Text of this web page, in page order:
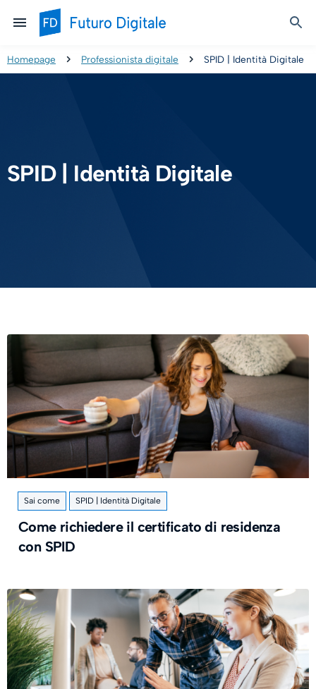
Homepage Professionista digitale SPID | Identità Digitale
SPID | Identità Digitale
Sai come SPID | Identità Digitale
Come richiedere il certificato di residenza
con SPID